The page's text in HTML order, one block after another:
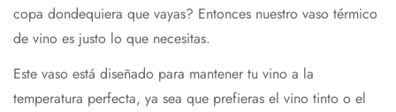
copa dondequiera que vayas? Entonces nuestro vaso térmico
de vino es justo lo que necesitas.
Este vaso está diseñado para mantener tu vino a la
temperatura perfecta, ya sea que prefieras el vino tinto o el